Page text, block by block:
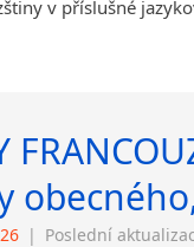
v příslušné
| Poslední